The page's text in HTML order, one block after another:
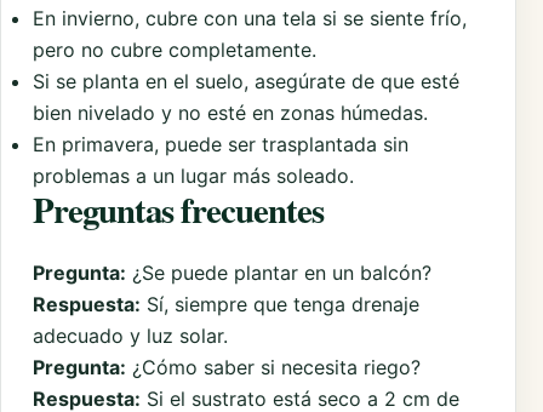
En invierno, cubre con una tela si se siente frío,
pero no cubre completamente.
Si se planta en el suelo, asegúrate de que esté
bien nivelado y no esté en zonas húmedas.
En primavera, puede ser trasplantada sin
problemas a un lugar más soleado.
Preguntas frecuentes
Pregunta: ¿Se puede plantar en un balcón?
Respuesta: Sí, siempre que tenga drenaje
adecuado y luz solar.
Pregunta: ¿Cómo saber si necesita riego?
Respuesta: Si el sustrato está seco a 2 cm de